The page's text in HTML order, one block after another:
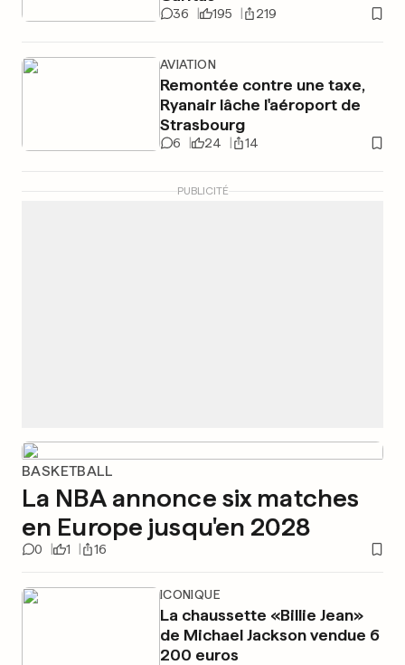
36 195 219
AVIATION
Remontée contre une taxe,
Ryanair lâche l'aéroport de
Strasbourg
6 24 14
PUBLICITÉ
BASKETBALL
La NBA annonce six matches
en Europe jusqu'en 2028
0 1 16
ICONIQUE
La chaussette «Billie Jean»
de Michael Jackson vendue 6
200 euros